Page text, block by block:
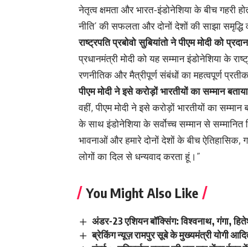
नेतृत्व क्षमता और भारत-इंडोनेशिया के बीच गहरी
नीति’ की सफलता और दोनों देशों की साझा समृद्धि
राष्ट्रपति प्रबोवो सुबियांतो ने पीएम मोदी को
प्रधानमंत्री मोदी को यह सम्मान इंडोनेशिया के
रणनीतिक और मैत्रीपूर्ण संबंधों का महत्वपूर्ण प्रतीक
पीएम मोदी ने इसे करोड़ों भारतीयों का सम्मान बताया
वहीं, पीएम मोदी ने इसे करोड़ों भारतीयों का
के साथ इंडोनेशिया के सर्वोच्च सम्मान से
भावनाओं और हमारे दोनों देशों के बीच ऐतिहासिक,
लोगों का दिल से धन्यवाद करता हूं।”
You Might Also Like
अंडर-23 एशियन बॉक्सिंग: विश्वनाथ, गंगा,
ब्रेकिंग न्यूज़ रामपुर सूबे के मुख्यमंत्री योगी